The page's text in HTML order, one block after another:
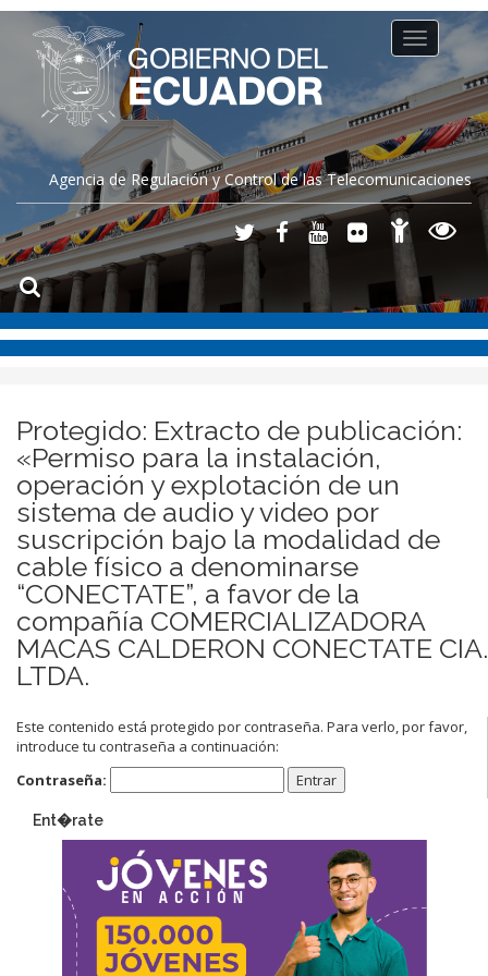
Agencia de Regulación y Control de las Telecomunicaciones
Toggle
navigation
Protegido: Extracto de publicación:
«Permiso para la instalación,
operación y explotación de un
sistema de audio y video por
suscripción bajo la modalidad de
cable físico a denominarse
“CONECTATE”, a favor de la
compañía COMERCIALIZADORA
MACAS CALDERON CONECTATE CIA.
LTDA.
Este contenido está protegido por contraseña. Para verlo, por favor,
introduce tu contraseña a continuación:
Contraseña:
Ent�rate